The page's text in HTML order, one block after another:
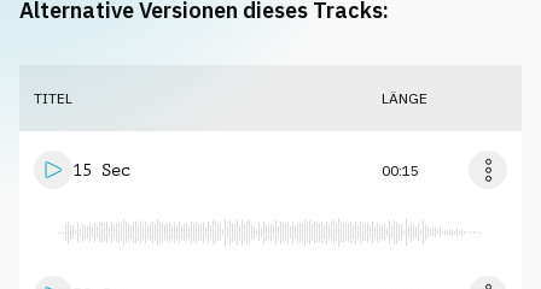
Alternative Versionen dieses Tracks:
TITEL LÄNGE
15 Sec 00:15